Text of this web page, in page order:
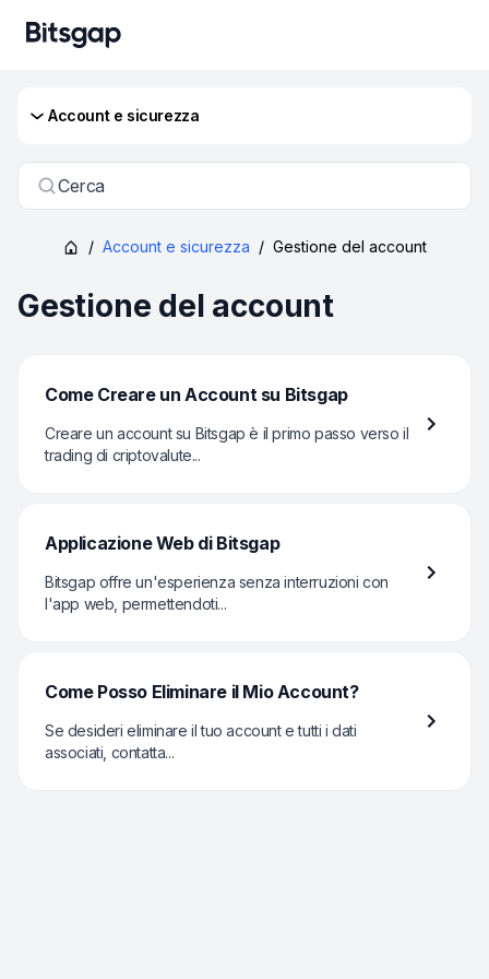
Account e sicurezza
Cerca
/ Account e sicurezza / Gestione del account
Gestione del account
Come Creare un Account su Bitsgap
Creare un account su Bitsgap è il primo passo verso il
trading di criptovalute...
Applicazione Web di Bitsgap
Bitsgap offre un'esperienza senza interruzioni con
l'app web, permettendoti...
Come Posso Eliminare il Mio Account?
Se desideri eliminare il tuo account e tutti i dati
associati, contatta...